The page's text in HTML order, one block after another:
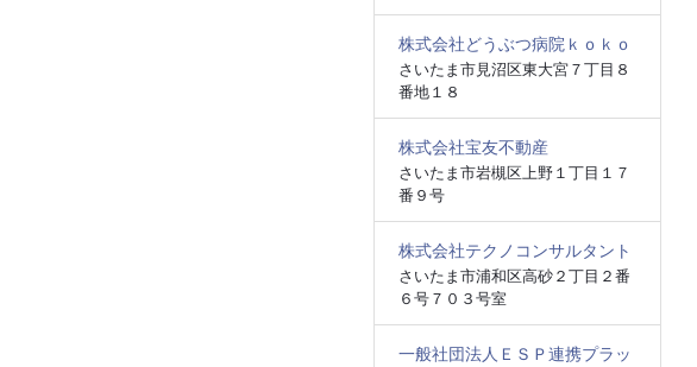
株式会社どうぶつ病院ｋｏｋｏ
さいたま市見沼区東大宮７丁目８
番地１８
株式会社宝友不動産
さいたま市岩槻区上野１丁目１７
番９号
株式会社テクノコンサルタント
さいたま市浦和区高砂２丁目２番
６号７０３号室
一般社団法人ＥＳＰ連携プラッ